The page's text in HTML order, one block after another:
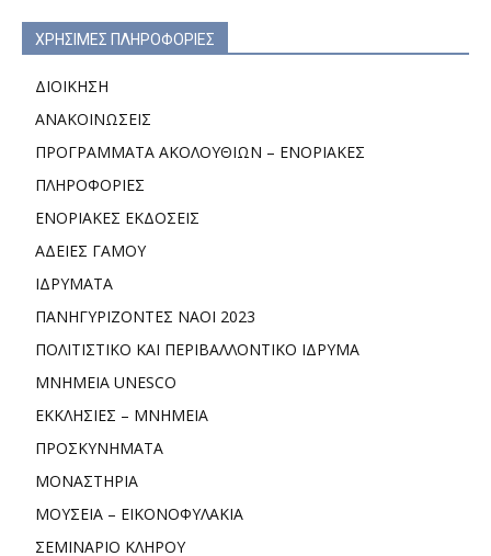
ΧΡΗΣΙΜΕΣ ΠΛΗΡΟΦΟΡΙΕΣ
ΔΙΟΙΚΗΣΗ
ΑΝΑΚΟΙΝΩΣΕΙΣ
ΠΡΟΓΡΑΜΜΑΤΑ ΑΚΟΛΟΥΘΙΩΝ – ΕΝΟΡΙΑΚΕΣ
ΠΛΗΡΟΦΟΡΙΕΣ
ΕΝΟΡΙΑΚΕΣ ΕΚΔΟΣΕΙΣ
ΑΔΕΙΕΣ ΓΑΜΟΥ
ΙΔΡΥΜΑΤΑ
ΠΑΝΗΓΥΡΙΖΟΝΤΕΣ ΝΑΟΙ 2023
ΠΟΛΙΤΙΣΤΙΚΟ ΚΑΙ ΠΕΡΙΒΑΛΛΟΝΤΙΚΟ ΙΔΡΥΜΑ
ΜΝΗΜΕΙΑ UNESCO
ΕΚΚΛΗΣΙΕΣ – ΜΝΗΜΕΙΑ
ΠΡΟΣΚΥΝΗΜΑΤΑ
ΜΟΝΑΣΤΗΡΙΑ
ΜΟΥΣΕΙΑ – ΕΙΚΟΝΟΦΥΛΑΚΙΑ
ΣΕΜΙΝΑΡΙΟ ΚΛΗΡΟΥ